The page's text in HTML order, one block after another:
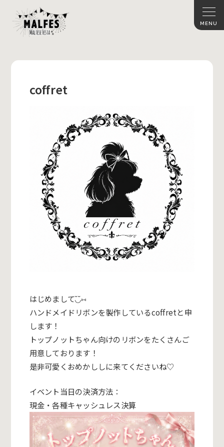
coffret
はじめまして◟̆◞̆⑅
ハンドメイドリボンを製作しているcoffretと申
します！
トップノットちゃん向けのリボンをたくさんご
用意しております！
是非可愛くおめかししに来てくださいね♡
イベント当日の決済方法：
現金・各種キャッシュレス決算